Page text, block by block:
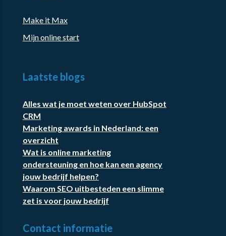
Make it Max
Mijn online start
Laatste blogs
Alles wat je moet weten over HubSpot
CRM
Marketing awards in Nederland: een
overzicht
Wat is online marketing
ondersteuning en hoe kan een agency
jouw bedrijf helpen?
Waarom SEO uitbesteden een slimme
zet is voor jouw bedrijf
Contact informatie